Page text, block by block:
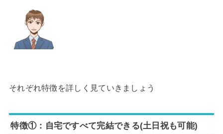
それぞれ特徴を詳しく見ていきましょう
特徴①：自宅ですべて完結できる(土日祝も可能)